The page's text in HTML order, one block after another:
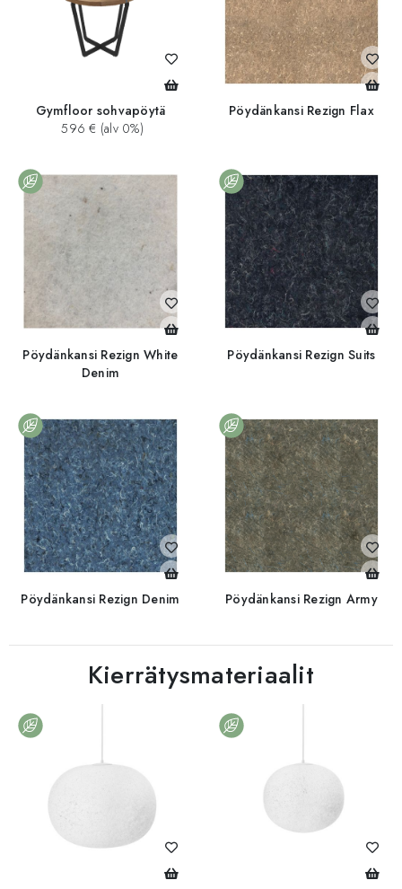
Gymfloor sohvapöytä
596 € (alv 0%)
Pöydänkansi Rezign Flax
Pöydänkansi Rezign White
Denim
Pöydänkansi Rezign Suits
Pöydänkansi Rezign Denim Pöydänkansi Rezign Army
Kierrätysmateriaalit